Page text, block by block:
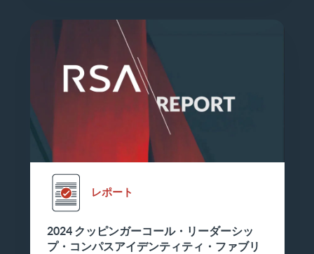
レポート
2024 クッピンガーコール・リーダーシッ
プ・コンパスアイデンティティ・ファブリ